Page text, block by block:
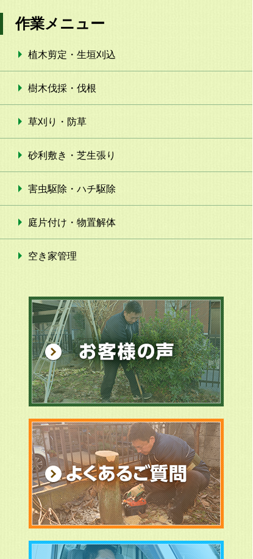
作業メニュー
植木剪定・生垣刈込
樹木伐採・伐根
草刈り・防草
砂利敷き・芝生張り
害虫駆除・ハチ駆除
庭片付け・物置解体
空き家管理